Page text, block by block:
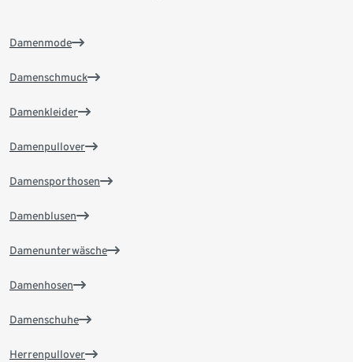
Damenmode
Damenschmuck
Damenkleider
Damenpullover
Damensporthosen
Damenblusen
Damenunterwäsche
Damenhosen
Damenschuhe
Herrenpullover